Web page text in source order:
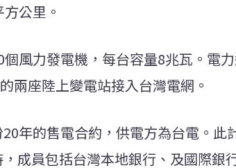
公里。
個風力發電機，每台容量8兆瓦。電
兩座陸上變電站接入台灣電網。
年的售電合約，供電方為台電。此
成員包括台灣本地銀行、及國際銀